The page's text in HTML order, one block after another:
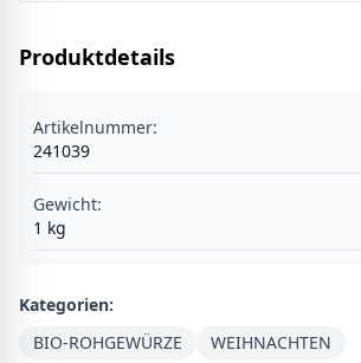
Produktdetails
Artikelnummer:
241039
Gewicht:
1 kg
Kategorien:
BIO-ROHGEWÜRZE
WEIHNACHTEN